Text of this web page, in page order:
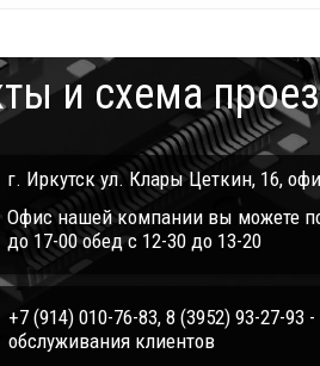
и схема
г. Иркутск ул. Клары Цеткин, 16,
Офис нашей компании вы можете
до 17-00 обед с 12-30 до 13-20
+7 (914) 010-76-83, 8 (3952) 93-27-93
обслуживания клиентов